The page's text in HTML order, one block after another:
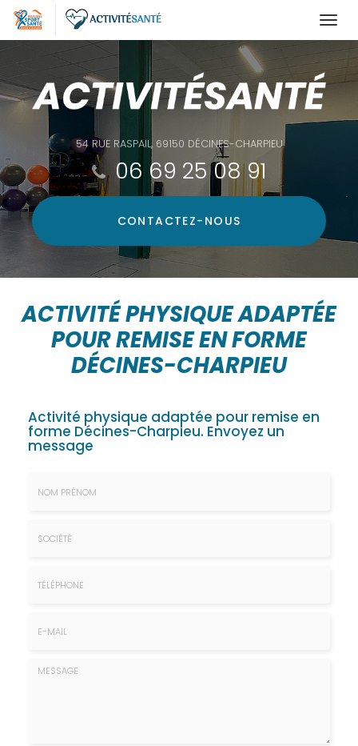
au
contenu
principal
54 RUE RASPAIL, 69150 DÉCINES-CHARPIEU
06 69 25 08 91
CONTACTEZ- NOUS
ACTIVITÉ PHYSIQUE ADAPTÉE
POUR REMISE EN FORME
DÉCINES-CHARPIEU
Activité physique adaptée pour remise en
forme Décines-Charpieu. Envoyez un
message